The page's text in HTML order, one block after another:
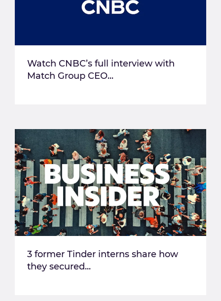
Watch CNBC’s full interview with
Match Group CEO...
3 former Tinder interns share how
they secured...